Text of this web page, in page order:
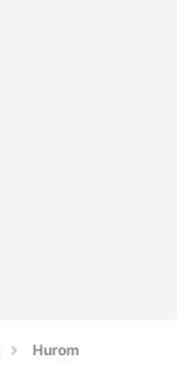
Hurom